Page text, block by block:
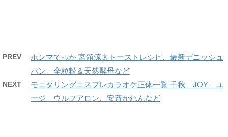
PREV
ホンマでっか 宮舘涼太トーストレシピ、最新デニッシュ
パン、全粒粉＆天然酵母など
NEXT
モニタリングコスプレカラオケ正体一覧 千秋、JOY、ユ
ージ、ウルフアロン、安斉かれんなど